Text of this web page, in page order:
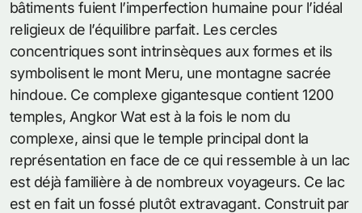
bâtiments fuient l’imperfection humaine pour l’idéal
religieux de l’équilibre parfait. Les cercles
concentriques sont intrinsèques aux formes et ils
symbolisent le mont Meru, une montagne sacrée
hindoue. Ce complexe gigantesque contient 1200
temples, Angkor Wat est à la fois le nom du
complexe, ainsi que le temple principal dont la
représentation en face de ce qui ressemble à un lac
est déjà familière à de nombreux voyageurs. Ce lac
est en fait un fossé plutôt extravagant. Construit par